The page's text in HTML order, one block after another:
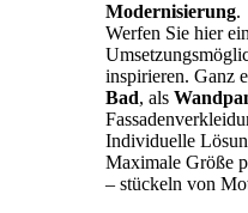
Modernisierung.
Werfen Sie hier
inspirieren. Ganz
Bad, als
Individuelle
Maximale Größe
– stückeln von